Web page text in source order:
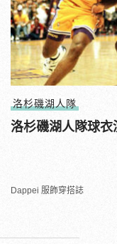
洛杉磯湖人隊
洛杉磯湖人隊球
Dappei 服飾穿搭誌